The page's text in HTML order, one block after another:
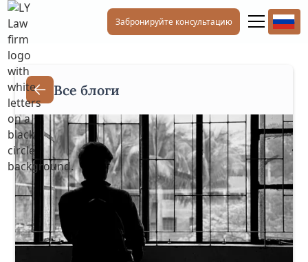
Забронируйте консультацию
Все блоги